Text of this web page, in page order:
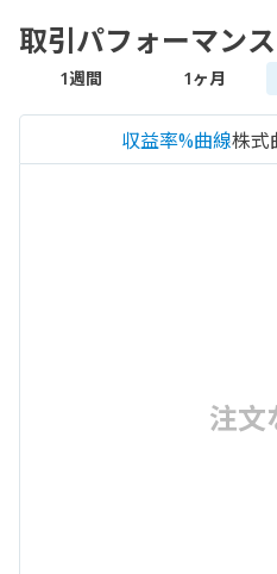
取引パフォーマンス
1週間 1ヶ月
収益率%曲線株式
注文